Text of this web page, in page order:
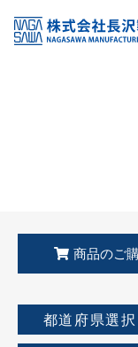
KSS加盟店・取扱店
店舗一覧
商品のご
都道府県選択